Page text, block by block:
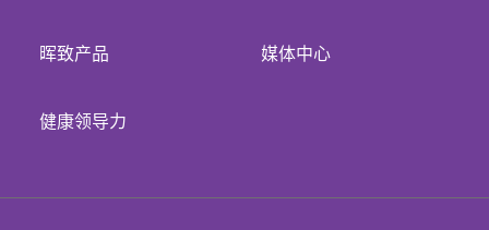
晖致产品
健康领导力
媒体中心